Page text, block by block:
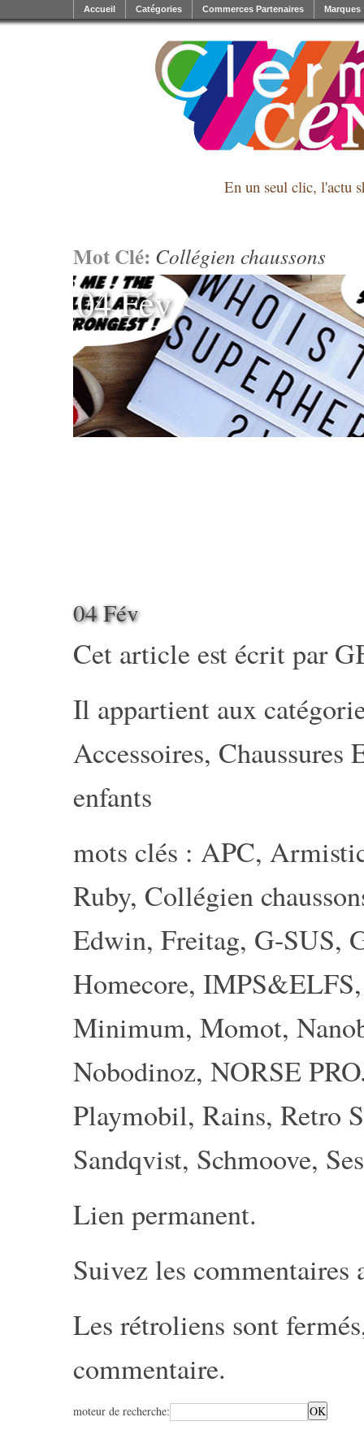
En un seul clic, l'actu
Accueil Catégories Commerces Partenaires Marques
Mot Clé: Collégien chaussons
04 Fév
04 Fév
Cet article est écrit par
Il appartient aux
Accessoires, Chaussures
enfants
mots clés : APC,
Ruby, Collégien
Edwin, Freitag, G-SUS,
Homecore, IMPS&ELFS
Minimum, Momot,
Nobodinoz, NORSE
Playmobil, Rains, Retro
Sandqvist, Schmoove,
Lien permanent.
Suivez les commentaires
Les rétroliens sont
commentaire.
moteur de recherche: